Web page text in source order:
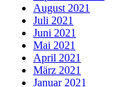
August 2021
Juli 2021
Juni 2021
Mai 2021
April 2021
März 2021
Januar 2021